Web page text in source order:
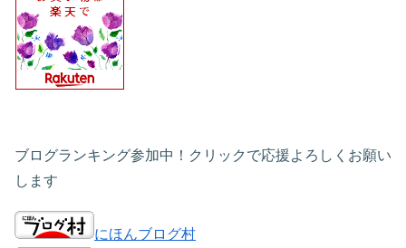
ブログランキング参加中！クリックで応援よろしくお願い
します
にほんブログ村